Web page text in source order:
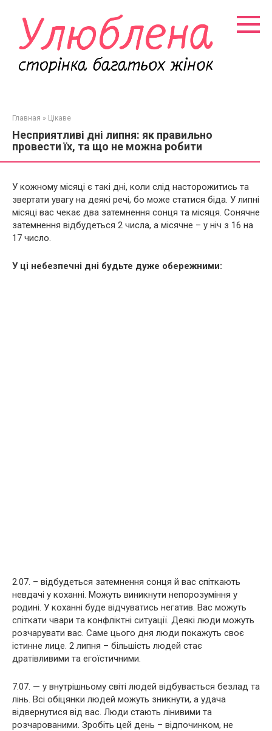
контенту
Главная » Цікаве
Несприятливі дні липня: як правильно
провести їх, та що не можна робити
У кожному місяці є такі дні, коли слід насторожитись та
звертати увагу на деякі речі, бо може статися біда. У липні
місяці вас чекає два затемнення сонця та місяця. Сонячне
затемнення відбудеться 2 числа, а місячне – у ніч з 16 на
17 число.
У ці небезпечні дні будьте дуже обережними:
2.07. – відбудеться затемнення сонця й вас спіткають
невдачі у коханні. Можуть виникнути непорозуміння у
родині. У коханні буде відчуватись негатив. Вас можуть
спіткати чвари та конфліктні ситуації. Деякі люди можуть
розчарувати вас. Саме цього дня люди покажуть своє
істинне лице. 2 липня – більшість людей стає
дратівливими та егоїстичними.
7.07. — у внутрішньому світі людей відбувається безлад та
лінь. Всі обіцянки людей можуть зникнути, а удача
відвернутися від вас. Люди стають лінивими та
розчарованими. Зробіть цей день – відпочинком, не